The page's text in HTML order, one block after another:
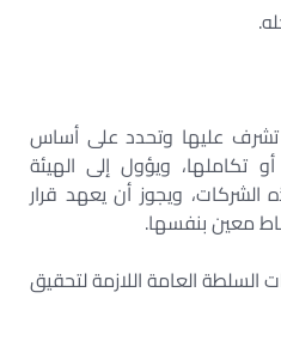
تشرف عليها وتحدد على أساس
تكاملها، ويؤول إلى الهيئة
ويجوز أن يعهد قرار
معين بنفسها.
السلطة العامة اللازمة لتحقيق